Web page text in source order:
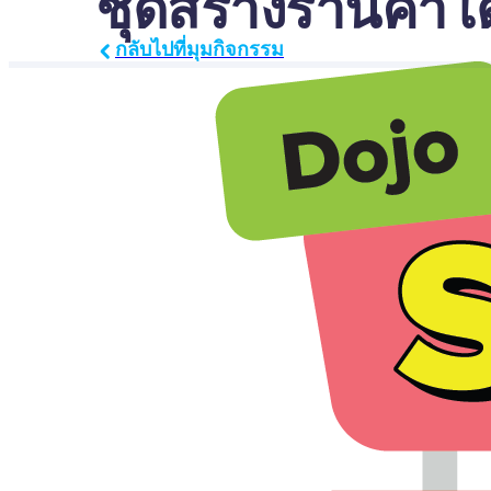
กลับไปที่มุมกิจกรรม